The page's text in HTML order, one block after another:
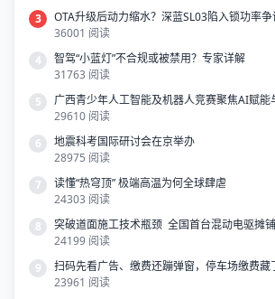
3
OTA升级后动力缩水？深蓝SL03陷入锁功率争
36001 阅读
4
智驾“小蓝灯”不合规或被禁用？专家详解
31763 阅读
5
广西青少年人工智能及机器人竞赛聚焦AI赋能
29610 阅读
6
地震科考国际研讨会在京举办
28975 阅读
7
读懂“热穹顶” 极端高温为何全球肆虐
24303 阅读
8
突破道面施工技术瓶颈 全国首台混动电驱摊
24199 阅读
9
扫码先看广告、缴费还蹦弹窗，停车场缴费藏
23961 阅读